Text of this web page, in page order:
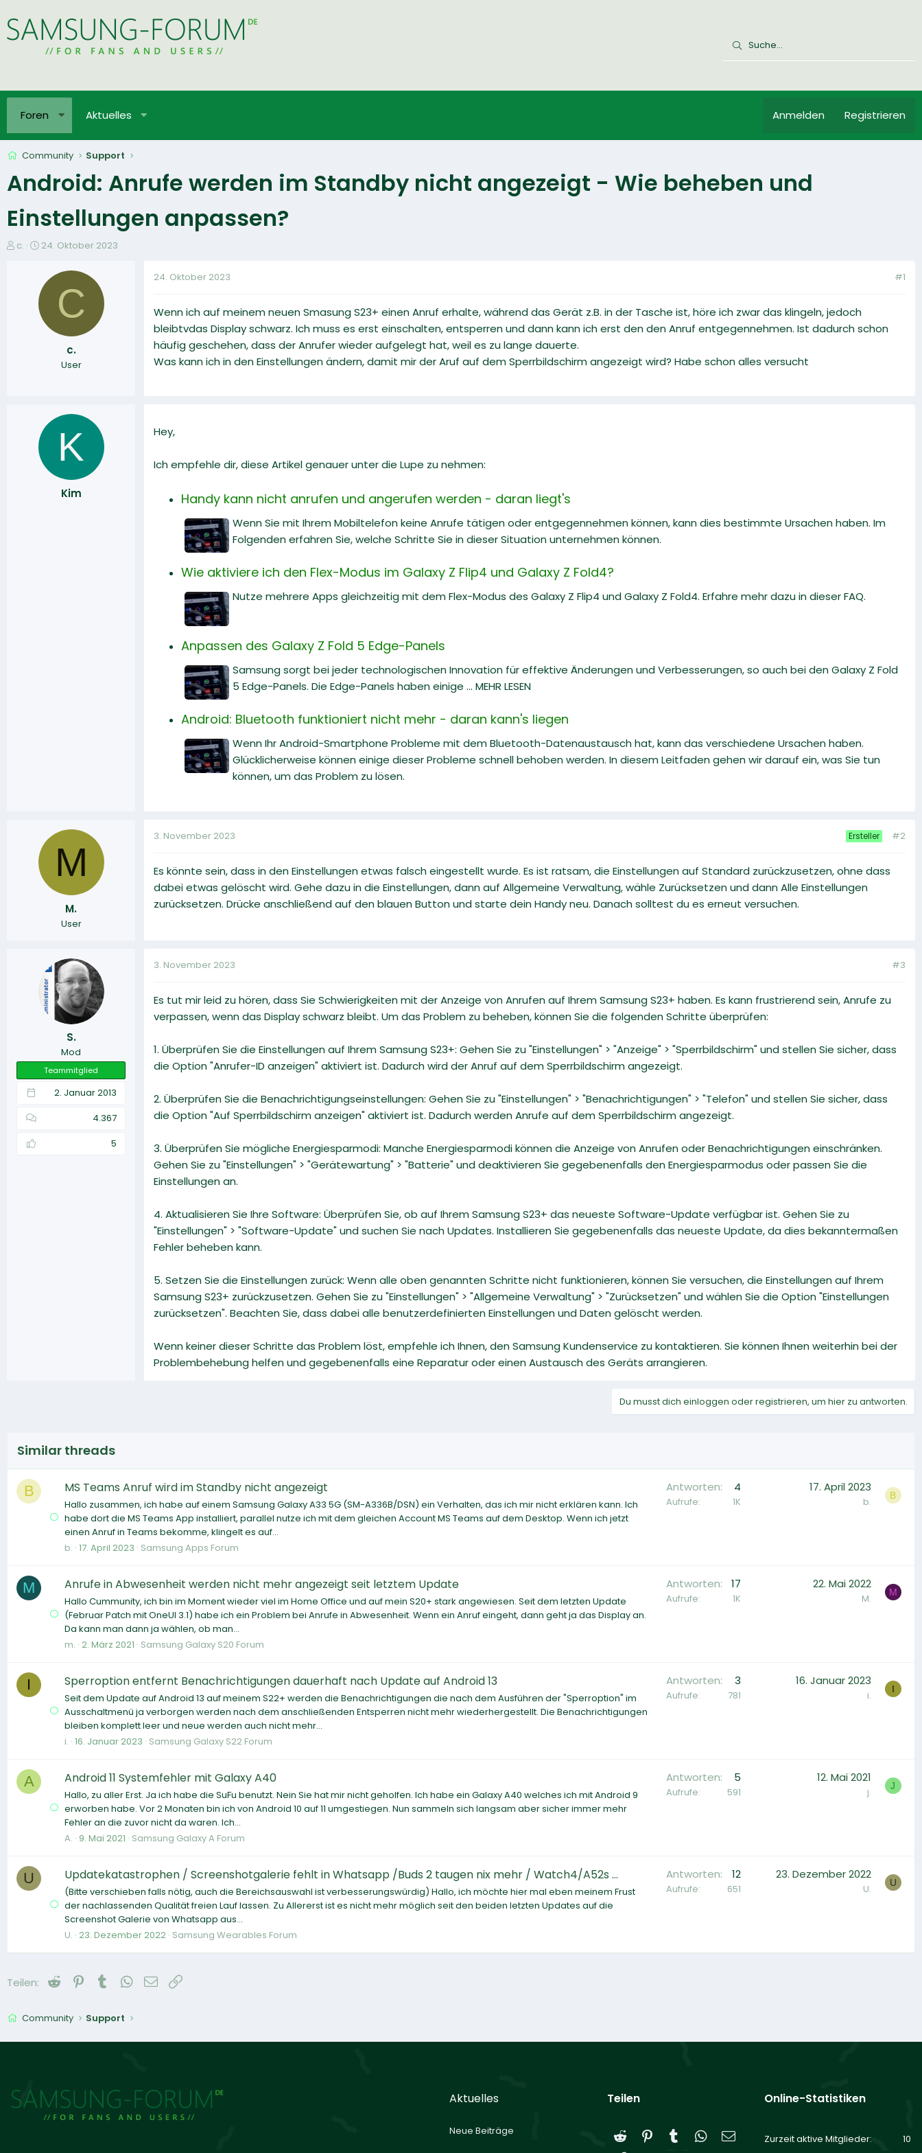
Foren Aktuelles Anmelden Registrieren
Community Support
Android: Anrufe werden im Standby nicht angezeigt - Wie beheben und
Einstellungen anpassen?
E
c.
E
t
l
24. Oktober 2023
C
c.
User
24. Oktober 2023 #1
Wenn ich auf meinem neuen Smasung S23+ einen Anruf erhalte, während das Gerät z.B. in der Tasche ist, höre ich zwar das klingeln, jedoch
bleibtvdas Display schwarz. Ich muss es erst einschalten, entsperren und dann kann ich erst den den Anruf entgegennehmen. Ist dadurch schon
häufig geschehen, dass der Anrufer wieder aufgelegt hat, weil es zu lange dauerte.
Was kann ich in den Einstellungen ändern, damit mir der Aruf auf dem Sperrbildschirm angezeigt wird? Habe schon alles versucht
K
Kim
Hey,
Ich empfehle dir, diese Artikel genauer unter die Lupe zu nehmen:
Handy kann nicht anrufen und angerufen werden - daran liegt's
Wenn Sie mit Ihrem Mobiltelefon keine Anrufe tätigen oder entgegennehmen können, kann dies bestimmte Ursachen haben. Im
Folgenden erfahren Sie, welche Schritte Sie in dieser Situation unternehmen können.
Wie aktiviere ich den Flex-Modus im Galaxy Z Flip4 und Galaxy Z Fold4?
Nutze mehrere Apps gleichzeitig mit dem Flex-Modus des Galaxy Z Flip4 und Galaxy Z Fold4. Erfahre mehr dazu in dieser FAQ.
Anpassen des Galaxy Z Fold 5 Edge-Panels
Samsung sorgt bei jeder technologischen Innovation für effektive Änderungen und Verbesserungen, so auch bei den Galaxy Z Fold
5 Edge-Panels. Die Edge-Panels haben einige ... MEHR LESEN
Android: Bluetooth funktioniert nicht mehr - daran kann's liegen
Wenn Ihr Android-Smartphone Probleme mit dem Bluetooth-Datenaustausch hat, kann das verschiedene Ursachen haben.
Glücklicherweise können einige dieser Probleme schnell behoben werden. In diesem Leitfaden gehen wir darauf ein, was Sie tun
können, um das Problem zu lösen.
M
M.
User
3. November 2023 Ersteller #2
Es könnte sein, dass in den Einstellungen etwas falsch eingestellt wurde. Es ist ratsam, die Einstellungen auf Standard zurückzusetzen, ohne dass
dabei etwas gelöscht wird. Gehe dazu in die Einstellungen, dann auf Allgemeine Verwaltung, wähle Zurücksetzen und dann Alle Einstellungen
zurücksetzen. Drücke anschließend auf den blauen Button und starte dein Handy neu. Danach solltest du es erneut versuchen.
S.
Mod
Teammitglied
2. Januar 2013
4.367
5
3. November 2023 #3
Es tut mir leid zu hören, dass Sie Schwierigkeiten mit der Anzeige von Anrufen auf Ihrem Samsung S23+ haben. Es kann frustrierend sein, Anrufe zu
verpassen, wenn das Display schwarz bleibt. Um das Problem zu beheben, können Sie die folgenden Schritte überprüfen:
1. Überprüfen Sie die Einstellungen auf Ihrem Samsung S23+: Gehen Sie zu "Einstellungen" > "Anzeige" > "Sperrbildschirm" und stellen Sie sicher, dass
die Option "Anrufer-ID anzeigen" aktiviert ist. Dadurch wird der Anruf auf dem Sperrbildschirm angezeigt.
2. Überprüfen Sie die Benachrichtigungseinstellungen: Gehen Sie zu "Einstellungen" > "Benachrichtigungen" > "Telefon" und stellen Sie sicher, dass
die Option "Auf Sperrbildschirm anzeigen" aktiviert ist. Dadurch werden Anrufe auf dem Sperrbildschirm angezeigt.
3. Überprüfen Sie mögliche Energiesparmodi: Manche Energiesparmodi können die Anzeige von Anrufen oder Benachrichtigungen einschränken.
Gehen Sie zu "Einstellungen" > "Gerätewartung" > "Batterie" und deaktivieren Sie gegebenenfalls den Energiesparmodus oder passen Sie die
Einstellungen an.
4. Aktualisieren Sie Ihre Software: Überprüfen Sie, ob auf Ihrem Samsung S23+ das neueste Software-Update verfügbar ist. Gehen Sie zu
"Einstellungen" > "Software-Update" und suchen Sie nach Updates. Installieren Sie gegebenenfalls das neueste Update, da dies bekanntermaßen
Fehler beheben kann.
5. Setzen Sie die Einstellungen zurück: Wenn alle oben genannten Schritte nicht funktionieren, können Sie versuchen, die Einstellungen auf Ihrem
Samsung S23+ zurückzusetzen. Gehen Sie zu "Einstellungen" > "Allgemeine Verwaltung" > "Zurücksetzen" und wählen Sie die Option "Einstellungen
zurücksetzen". Beachten Sie, dass dabei alle benutzerdefinierten Einstellungen und Daten gelöscht werden.
Wenn keiner dieser Schritte das Problem löst, empfehle ich Ihnen, den Samsung Kundenservice zu kontaktieren. Sie können Ihnen weiterhin bei der
Problembehebung helfen und gegebenenfalls eine Reparatur oder einen Austausch des Geräts arrangieren.
Du musst dich einloggen oder registrieren, um hier zu antworten.
Similar threads
B MS Teams Anruf wird im Standby nicht angezeigt
Hallo zusammen, ich habe auf einem Samsung Galaxy A33 5G (SM-A336B/DSN) ein Verhalten, das ich mir nicht erklären kann. Ich
habe dort die MS Teams App installiert, parallel nutze ich mit dem gleichen Account MS Teams auf dem Desktop. Wenn ich jetzt
einen Anruf in Teams bekomme, klingelt es auf...
b. 17. April 2023 Samsung Apps Forum
Antworten 4
Aufrufe 1K
17. April 2023
b. B
M Anrufe in Abwesenheit werden nicht mehr angezeigt seit letztem Update
Hallo Cummunity, ich bin im Moment wieder viel im Home Office und auf mein S20+ stark angewiesen. Seit dem letzten Update
(Februar Patch mit OneUI 3.1) habe ich ein Problem bei Anrufe in Abwesenheit. Wenn ein Anruf eingeht, dann geht ja das Display an.
Da kann man dann ja wählen, ob man...
m. 2. März 2021 Samsung Galaxy S20 Forum
Antworten 17
Aufrufe 1K
22. Mai 2022
M. M
I Sperroption entfernt Benachrichtigungen dauerhaft nach Update auf Android 13
Seit dem Update auf Android 13 auf meinem S22+ werden die Benachrichtigungen die nach dem Ausführen der "Sperroption" im
Ausschaltmenü ja verborgen werden nach dem anschließenden Entsperren nicht mehr wiederhergestellt. Die Benachrichtigungen
bleiben komplett leer und neue werden auch nicht mehr...
i. 16. Januar 2023 Samsung Galaxy S22 Forum
Antworten 3
Aufrufe 781
16. Januar 2023
i. I
A Android 11 Systemfehler mit Galaxy A40
Hallo, zu aller Erst. Ja ich habe die SuFu benutzt. Nein Sie hat mir nicht geholfen. Ich habe ein Galaxy A40 welches ich mit Android 9
erworben habe. Vor 2 Monaten bin ich von Android 10 auf 11 umgestiegen. Nun sammeln sich langsam aber sicher immer mehr
Fehler an die zuvor nicht da waren. Ich...
A. 9. Mai 2021 Samsung Galaxy A Forum
Antworten 5
Aufrufe 591
12. Mai 2021
j. J
U Updatekatastrophen / Screenshotgalerie fehlt in Whatsapp /Buds 2 taugen nix mehr / Watch4/A52s ...
(Bitte verschieben falls nötig, auch die Bereichsauswahl ist verbesserungswürdig) Hallo, ich möchte hier mal eben meinem Frust
der nachlassenden Qualität freien Lauf lassen. Zu Allererst ist es nicht mehr möglich seit den beiden letzten Updates auf die
Screenshot Galerie von Whatsapp aus...
U. 23. Dezember 2022 Samsung Wearables Forum
Antworten 12
Aufrufe 651
23. Dezember 2022
U. U
Teilen: Reddit PinterestTumblrWhatsApp
E-Mail
Community Support
Aktuelles
Neue Beiträge
Teilen
Reddit Pinterest
Tumblr WhatsApp
E-Mail
Online-Statistiken
Zurzeit aktive Mitglieder 10